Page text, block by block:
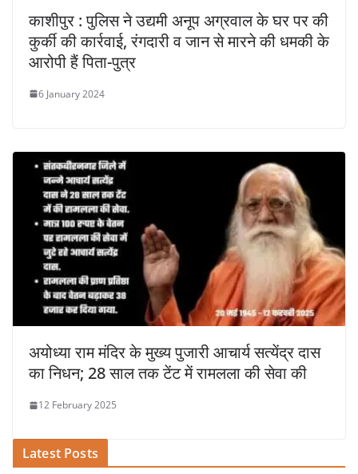
काशीपुर : पुलिस ने उद्यमी अनूप अग्रवाल के घर पर की
कुर्की की कार्रवाई, रंगदारी व जान से मारने की धमकी के
आरोपी हैं पिता-पुत्र
6 January 2024
अयोध्या राम मंदिर के मुख्य पुजारी आचार्य सत्येंद्र दास
का निधन; 28 साल तक टेंट में रामलला की सेवा की
12 February 2025
Latest Posts